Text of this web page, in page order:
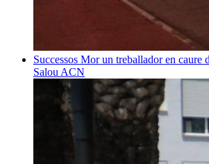
Successos Mor un treballador en caure
Salou ACN